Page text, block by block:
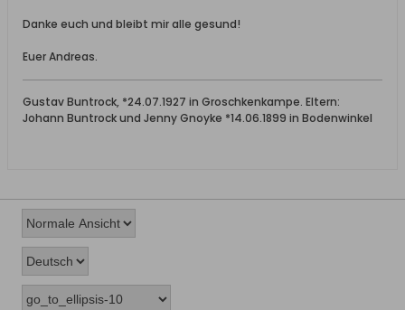
Danke euch und bleibt mir alle gesund!
Euer Andreas.
Gustav Buntrock, *24.07.1927 in Groschkenkampe. Eltern:
Johann Buntrock und Jenny Gnoyke *14.06.1899 in Bodenwinkel